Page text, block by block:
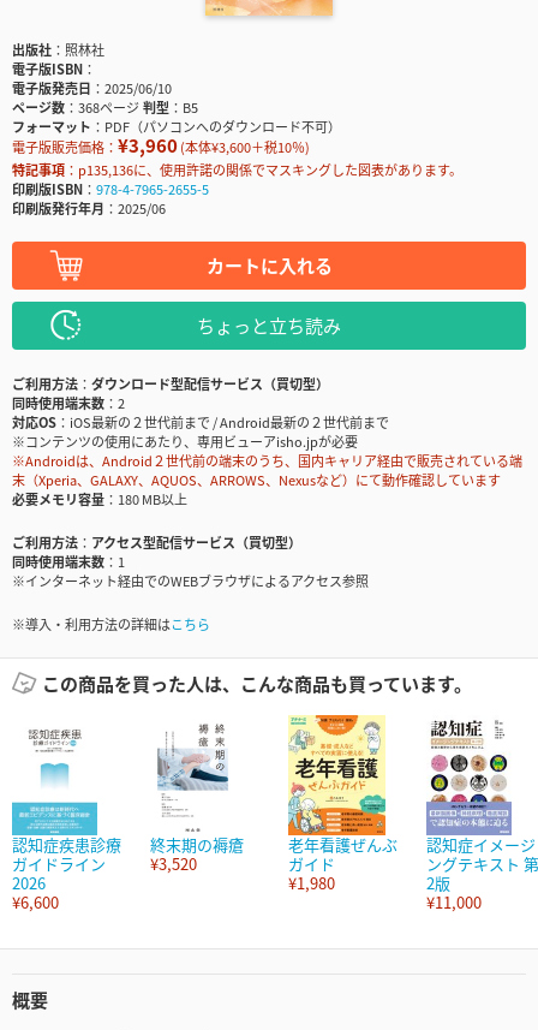
出版社
照林社
電子版ISBN
電子版発売日
2025/06/10
ページ数
368ページ判型
B5
フォーマット
PDF（パソコンへのダウンロード不可）
電子版販売価格： ¥3,960(本体¥3,600＋税10％)
特記事項
p135,136に、使用許諾の関係でマスキングした図表があります。
印刷版ISBN
978-4-7965-2655-5
印刷版発行年月
2025/06
カートに入れる
ちょっと立ち読み
ご利用方法
ダウンロード型配信サービス（買切型）
同時使用端末数
2
対応OS
iOS最新の２世代前まで / Android最新の２世代前まで
※コンテンツの使用にあたり、専用ビューアisho.jpが必要
※Androidは、Android２世代前の端末のうち、国内キャリア経由で販売されている端
末（Xperia、GALAXY、AQUOS、ARROWS、Nexusなど）にて動作確認しています
必要メモリ容量
180 MB以上
ご利用方法
アクセス型配信サービス（買切型）
同時使用端末数
1
※インターネット経由でのWEBブラウザによるアクセス参照
※導入・利用方法の詳細はこちら
この商品を買った人は、こんな商品も買っています。
認知症疾患診療
ガイドライン
2026
¥6,600
終末期の褥瘡
¥3,520
老年看護ぜんぶ
ガイド
¥1,980
認知症イメージ
ングテキスト 第
2版
¥11,000
概要